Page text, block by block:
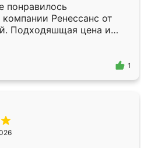
понравилось
Ренессанс от
Подходяшщая цена и
Приехавший
Владислав
эскизу самый
1